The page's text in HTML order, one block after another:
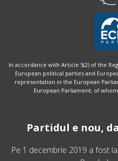
In accordance with Article 5(2) of the
European political parties and
representation in the European
European Parliament, of
Partidul e nou,
Pe 1 decembrie 2019 a fost